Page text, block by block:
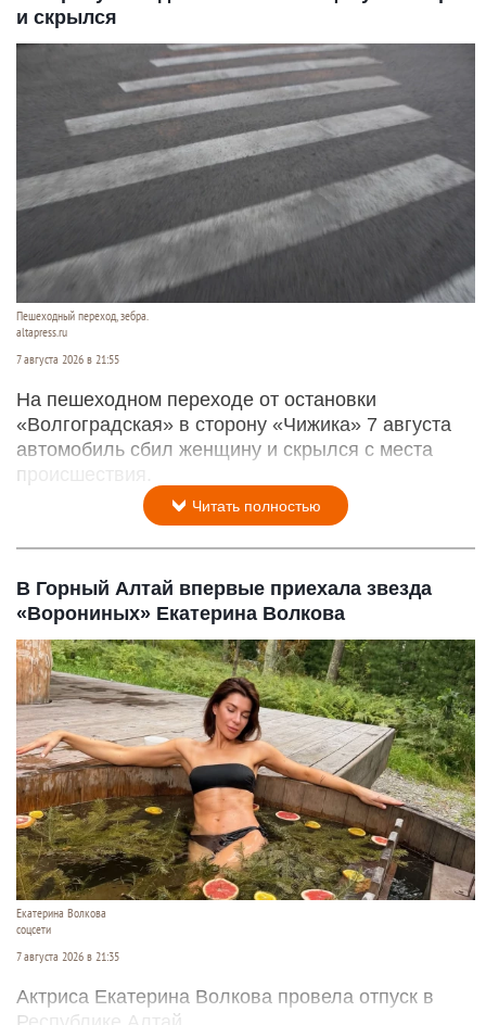
и скрылся
Пешеходный переход, зебра.
altapress.ru
7 августа 2026 в 21:55
На пешеходном переходе от остановки
«Волгоградская» в сторону «Чижика» 7 августа
автомобиль сбил женщину и скрылся с места
происшествия.
Читать полностью
В Горный Алтай впервые приехала звезда
«Ворониных» Екатерина Волкова
Екатерина Волкова
соцсети
7 августа 2026 в 21:35
Актриса Екатерина Волкова провела отпуск в